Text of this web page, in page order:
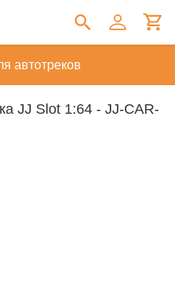
автотреков
JJ Slot 1:64 - JJ-CAR-